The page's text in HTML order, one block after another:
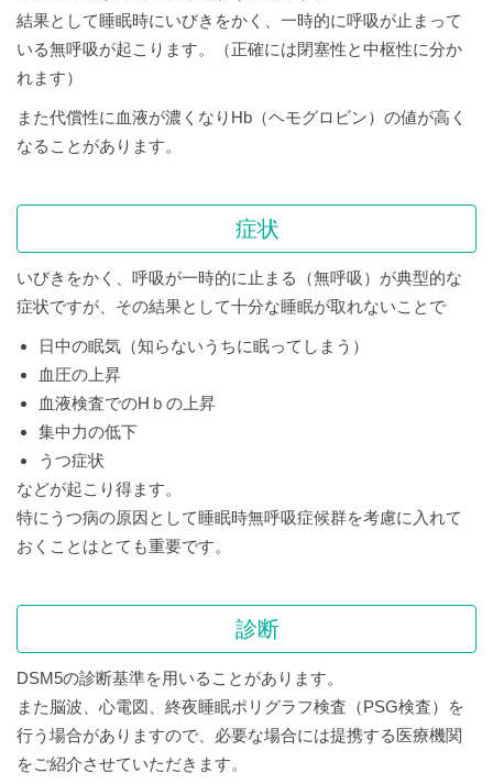
結果として睡眠時にいびきをかく、一時的に呼吸が止まって
いる無呼吸が起こります。（正確には閉塞性と中枢性に分か
れます）
また代償性に血液が濃くなりHb（ヘモグロビン）の値が高く
なることがあります。
症状
いびきをかく、呼吸が一時的に止まる（無呼吸）が典型的な
症状ですが、その結果として十分な睡眠が取れないことで
日中の眠気（知らないうちに眠ってしまう）
血圧の上昇
血液検査でのHｂの上昇
集中力の低下
うつ症状
などが起こり得ます。
特にうつ病の原因として睡眠時無呼吸症候群を考慮に入れて
おくことはとても重要です。
診断
DSM5の診断基準を用いることがあります。
また脳波、心電図、終夜睡眠ポリグラフ検査（PSG検査）を
行う場合がありますので、必要な場合には提携する医療機関
をご紹介させていただきます。